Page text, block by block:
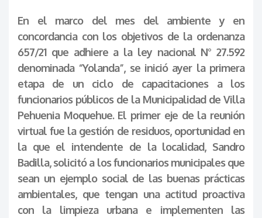
En el marco del mes del ambiente y en
concordancia con los objetivos de la ordenanza
657/21 que adhiere a la ley nacional N° 27.592
denominada “Yolanda”, se inició ayer la primera
etapa de un ciclo de capacitaciones a los
funcionarios públicos de la Municipalidad de Villa
Pehuenia Moquehue. El primer eje de la reunión
virtual fue la gestión de residuos, oportunidad en
la que el intendente de la localidad, Sandro
Badilla, solicitó a los funcionarios municipales que
sean un ejemplo social de las buenas prácticas
ambientales, que tengan una actitud proactiva
con la limpieza urbana e implementen las